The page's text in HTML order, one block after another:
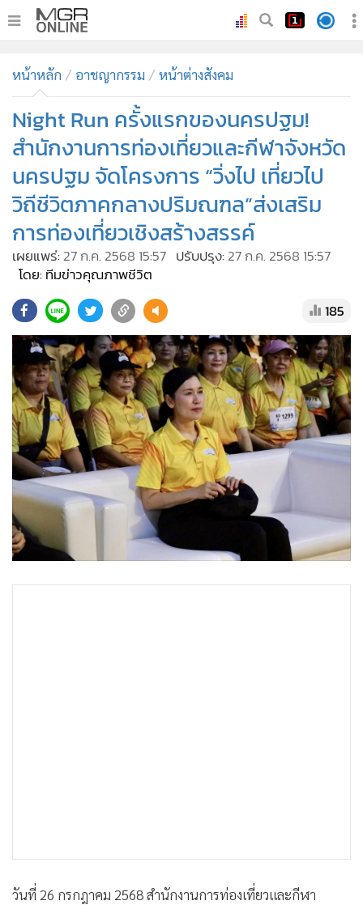
ทันเหตุการณ์
• ภาคใต้
ภูมิภาค
• บันเทิง
• ผู้จัดการรายวัน
• คอลัมนิสต์
• ละคร
• Cyber BIZ
• ผู้จัดกวน
• Good health & Well-being
• Green Innovation & SD
• Management & HR
• MGR Live
• Infographic
•
การเมือง
•
ท่องเที่ยว
• กีฬา
• ต่างประเทศ
• Special Scoop
• กองทุนรวม
• Celeb Online
หน้าหลัก อาชญากรรม หน้าต่างสังคม
Night Run ครั้งแรกของนครปฐม!
สำนักงานการท่องเที่ยวและกีฬาจังหวัด
นครปฐม จัดโครงการ “วิ่งไป เที่ยวไป
วิถีชีวิตภาคกลางปริมณฑล”ส่งเสริม
การท่องเที่ยวเชิงสร้างสรรค์
เผยแพร่: 27 ก.ค. 2568 15:57 ปรับปรุง: 27 ก.ค. 2568 15:57
โดย: ทีมข่าวคุณภาพชีวิต
185
วันที่ 26 กรกฎาคม 2568 สำนักงานการท่องเที่ยวและกีฬา